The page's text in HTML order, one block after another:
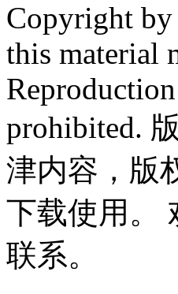
Copyright
this material
prohibited.
津内容，版
下载使用。
联系。